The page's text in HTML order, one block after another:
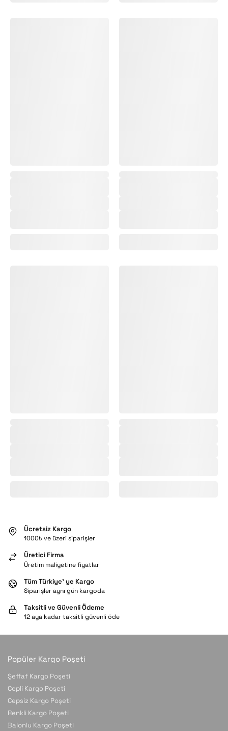
Ücretsiz Kargo
1000₺ ve üzeri siparişler
Üretici Firma
Üretim maliyetine fiyatlar
Tüm Türkiye’ ye Kargo
Siparişler aynı gün kargoda
Taksitli ve Güvenli Ödeme
12 aya kadar taksitli güvenli öde
Popüler Kargo Poşeti
Şeffaf Kargo Poşeti
Cepli Kargo Poşeti
Cepsiz Kargo Poşeti
Renkli Kargo Poşeti
Balonlu Kargo Poşeti